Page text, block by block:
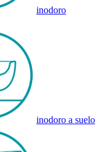
inodoro
inodoro a suelo